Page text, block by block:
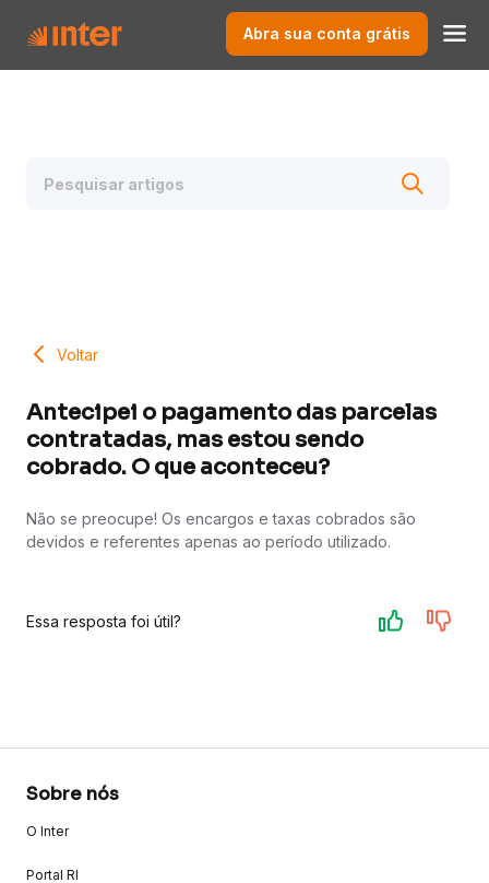
Abra sua conta grátis
Voltar
Antecipei o pagamento das parcelas
contratadas, mas estou sendo
cobrado. O que aconteceu?
Não se preocupe! Os encargos e taxas cobrados são
devidos e referentes apenas ao período utilizado.
Essa resposta foi útil?
Sobre nós
O Inter
Portal RI